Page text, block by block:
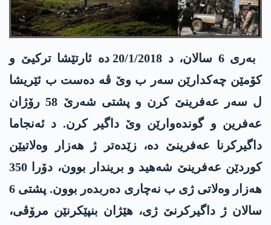
بەری 6 سالان، د 20/1/2018 دە ئارتێشا ترکیێ و
کۆمێن چەکدارێن سەر ب وێ ڤە دەست ب ئێریشا
ل سەر عەفرینێ کرن و پشتی شەرێ 58 رۆژان
عەفرین و گوندەوارێن وێ داگیر کرن. د ئەنجاما
داگیرکرنا عەفرینێ دە، زێدەتر ژ ھەزار وەلاتیێن
کوردێن عەفرینێ شەھید و بریندار بوون، دۆرا 350
ھەزار وەلاتی ژی ب نەچاری دەربدەر بوون. پشتی 6
سالان ژ داگیرکرنێ ژی، هێژان بنپێکرنێن مرۆڤی،